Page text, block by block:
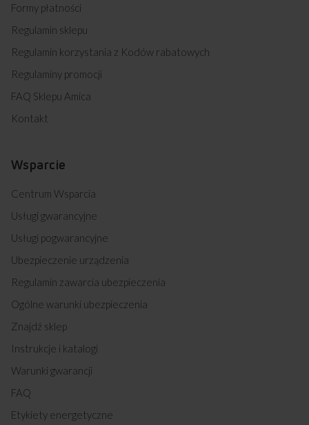
Formy płatności
Regulamin sklepu
Regulamin korzystania z Kodów rabatowych
Regulaminy promocji
FAQ Sklepu Amica
Kontakt
Wsparcie
Centrum Wsparcia
Usługi gwarancyjne
Usługi pogwarancyjne
Ubezpieczenie urządzenia
Regulamin zawarcia ubezpieczenia
Ogólne warunki ubezpieczenia
Znajdź sklep
Instrukcje i katalogi
Warunki gwarancji
FAQ
Etykiety energetyczne